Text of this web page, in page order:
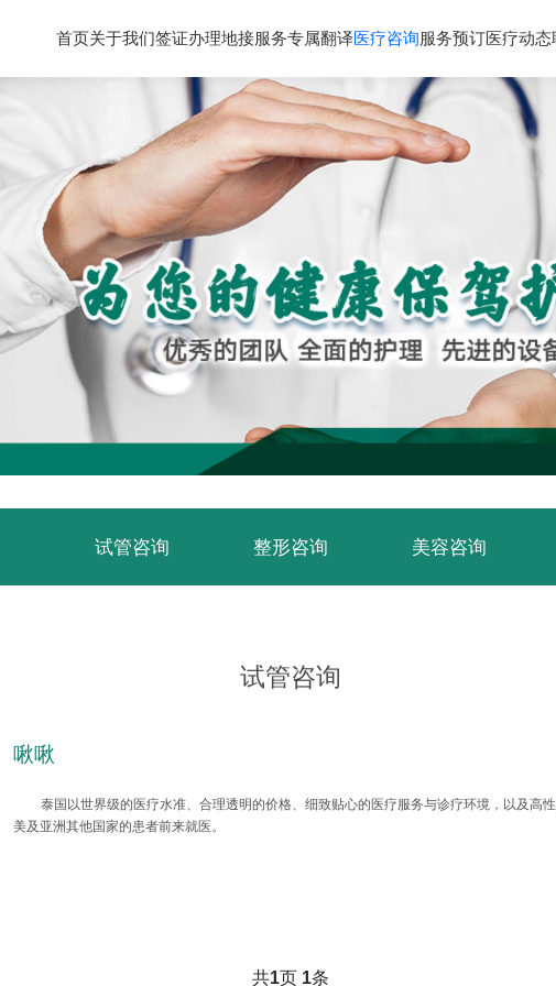
首页关于我们签证办理地接服务专属翻译医疗咨询服务预订医疗动态
试管咨询 整形咨询 美容咨询
试管咨询
啾啾
泰国以世界级的医疗水准、合理透明的价格、细致贴心的医疗服务与诊疗环境，以及高
美及亚洲其他国家的患者前来就医。
共1页 1条